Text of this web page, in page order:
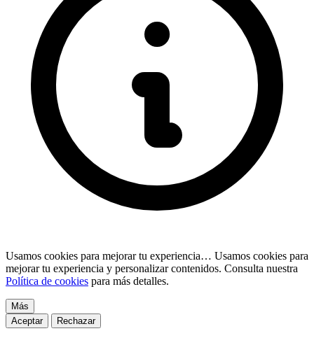
Usamos cookies para mejorar tu experiencia… Usamos cookies para
mejorar tu experiencia y personalizar contenidos. Consulta nuestra
Política de cookies para más detalles.
Más
Aceptar
Rechazar